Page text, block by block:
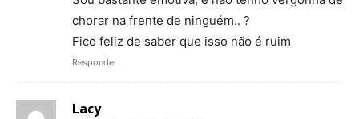
chorar na frente de ninguém.. ?
Fico feliz de saber que isso não é ruim
Responder
Lacy